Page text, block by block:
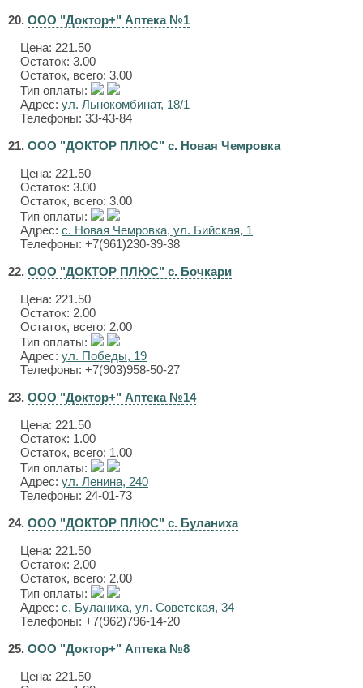
20. ООО "Доктор+" Аптека №1
Цена: 221.50
Остаток: 3.00
Остаток, всего: 3.00
Тип оплаты:
Адрес: ул. Льнокомбинат, 18/1
Телефоны: 33-43-84
21. ООО "ДОКТОР ПЛЮС" с. Новая Чемровка
Цена: 221.50
Остаток: 3.00
Остаток, всего: 3.00
Тип оплаты:
Адрес: с. Новая Чемровка, ул. Бийская, 1
Телефоны: +7(961)230-39-38
22. ООО "ДОКТОР ПЛЮС" с. Бочкари
Цена: 221.50
Остаток: 2.00
Остаток, всего: 2.00
Тип оплаты:
Адрес: ул. Победы, 19
Телефоны: +7(903)958-50-27
23. ООО "Доктор+" Аптека №14
Цена: 221.50
Остаток: 1.00
Остаток, всего: 1.00
Тип оплаты:
Адрес: ул. Ленина, 240
Телефоны: 24-01-73
24. ООО "ДОКТОР ПЛЮС" с. Буланиха
Цена: 221.50
Остаток: 2.00
Остаток, всего: 2.00
Тип оплаты:
Адрес: с. Буланиха, ул. Советская, 34
Телефоны: +7(962)796-14-20
25. ООО "Доктор+" Аптека №8
Цена: 221.50